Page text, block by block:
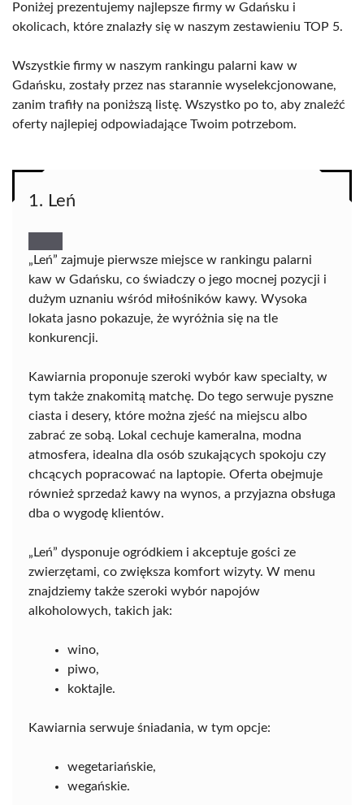
Poniżej prezentujemy najlepsze firmy w Gdańsku i
okolicach, które znalazły się w naszym zestawieniu TOP 5.
Wszystkie firmy w naszym rankingu palarni kaw w
Gdańsku, zostały przez nas starannie wyselekcjonowane,
zanim trafiły na poniższą listę. Wszystko po to, aby znaleźć
oferty najlepiej odpowiadające Twoim potrzebom.
1. Leń
„Leń” zajmuje pierwsze miejsce w rankingu palarni
kaw w Gdańsku, co świadczy o jego mocnej pozycji i
dużym uznaniu wśród miłośników kawy. Wysoka
lokata jasno pokazuje, że wyróżnia się na tle
konkurencji.
Kawiarnia proponuje szeroki wybór kaw specialty, w
tym także znakomitą matchę. Do tego serwuje pyszne
ciasta i desery, które można zjeść na miejscu albo
zabrać ze sobą. Lokal cechuje kameralna, modna
atmosfera, idealna dla osób szukających spokoju czy
chcących popracować na laptopie. Oferta obejmuje
również sprzedaż kawy na wynos, a przyjazna obsługa
dba o wygodę klientów.
„Leń” dysponuje ogródkiem i akceptuje gości ze
zwierzętami, co zwiększa komfort wizyty. W menu
znajdziemy także szeroki wybór napojów
alkoholowych, takich jak:
wino,
piwo,
koktajle.
Kawiarnia serwuje śniadania, w tym opcje:
wegetariańskie,
wegańskie.